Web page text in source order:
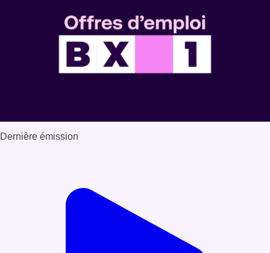
Dernière émission